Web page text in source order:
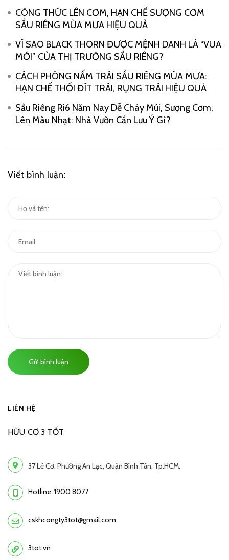
CÔNG THỨC LÊN CƠM, HẠN CHẾ SƯỢNG CƠM
SẦU RIÊNG MÙA MƯA HIỆU QUẢ
VÌ SAO BLACK THORN ĐƯỢC MỆNH DANH LÀ “VUA
MỚI” CỦA THỊ TRƯỜNG SẦU RIÊNG?
CÁCH PHÒNG NẤM TRÁI SẦU RIÊNG MÙA MƯA:
HẠN CHẾ THỐI ĐÍT TRÁI, RỤNG TRÁI HIỆU QUẢ
Sầu Riêng Ri6 Năm Nay Dễ Cháy Múi, Sượng Cơm,
Lên Màu Nhạt: Nhà Vườn Cần Lưu Ý Gì?
Viết bình luận:
Gửi bình luận
LIÊN HỆ
HỮU CƠ 3 TỐT
37 Lê Cơ, Phường An Lạc, Quận Bình Tân, Tp.HCM.
Hotline: 1900 8077
cskhcongty3tot@gmail.com
3tot.vn